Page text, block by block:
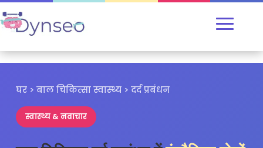
घर > बाल चिकित्सा स्वास्थ्य > दर्द प्रबंधन
स्वास्थ्य & नवाचार